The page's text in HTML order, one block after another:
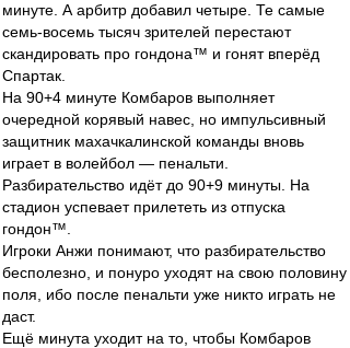
минуте. А арбитр добавил четыре. Те самые
семь-восемь тысяч зрителей перестают
скандировать про гондона™ и гонят вперёд
Спартак.
На 90+4 минуте Комбаров выполняет
очередной корявый навес, но импульсивный
защитник махачкалинской команды вновь
играет в волейбол — пенальти.
Разбирательство идёт до 90+9 минуты. На
стадион успевает прилететь из отпуска
гондон™.
Игроки Анжи понимают, что разбирательство
бесполезно, и понуро уходят на свою половину
поля, ибо после пенальти уже никто играть не
даст.
Ещё минута уходит на то, чтобы Комбаров